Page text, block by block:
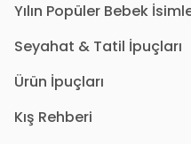
Yılın Popüler Bebek
Seyahat & Tatil İpuçları
Ürün İpuçları
Kış Rehberi